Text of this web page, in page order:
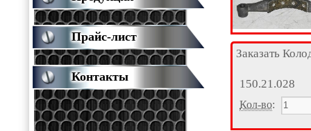
Заказать
150.21.028
Кол-во:
Прайс-лист
Контакты